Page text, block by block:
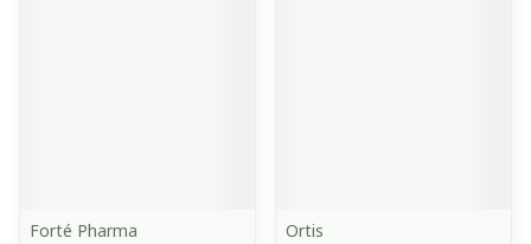
Forté Pharma
Ortis